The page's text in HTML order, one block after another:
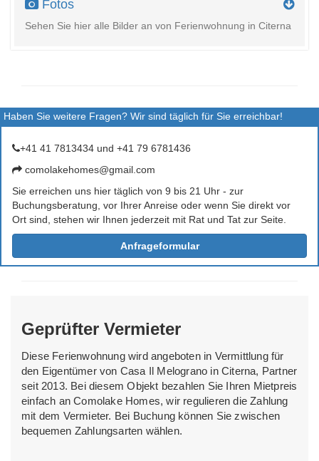
Fotos
Sehen Sie hier alle Bilder an von Ferienwohnung in Citerna
Haben Sie weitere Fragen? Wir sind täglich für Sie erreichbar!
+41 41 7813434 und +41 79 6781436
comolakehomes@gmail.com
Sie erreichen uns hier täglich von 9 bis 21 Uhr - zur
Buchungsberatung, vor Ihrer Anreise oder wenn Sie direkt vor
Ort sind, stehen wir Ihnen jederzeit mit Rat und Tat zur Seite.
Anfrageformular
Geprüfter Vermieter
Diese Ferienwohnung wird angeboten in Vermittlung für
den Eigentümer von Casa Il Melograno in Citerna, Partner
seit 2013. Bei diesem Objekt bezahlen Sie Ihren Mietpreis
einfach an Comolake Homes, wir regulieren die Zahlung
mit dem Vermieter. Bei Buchung können Sie zwischen
bequemen Zahlungsarten wählen.